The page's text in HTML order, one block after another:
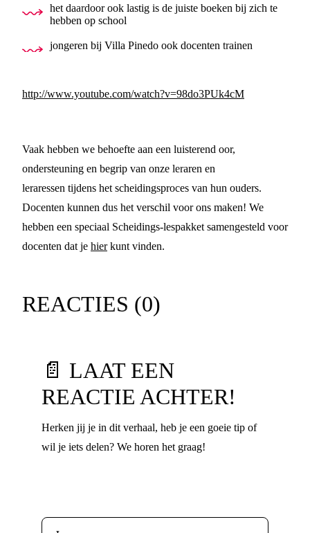
het daardoor ook lastig is de juiste boeken bij zich te
hebben op school
jongeren bij Villa Pinedo ook docenten trainen
http://www.youtube.com/watch?v=98do3PUk4cM
Vaak hebben we behoefte aan een luisterend oor,
ondersteuning en begrip van onze leraren en
leraressen tijdens het scheidingsproces van hun ouders.
Docenten kunnen dus het verschil voor ons maken! We
hebben een speciaal Scheidings-lespakket samengesteld voor
docenten dat je hierkunt vinden.
REACTIES (0)
📄 LAAT EEN
REACTIE ACHTER!
Herken jij je in dit verhaal, heb je een goeie tip of
wil je iets delen? We horen het graag!